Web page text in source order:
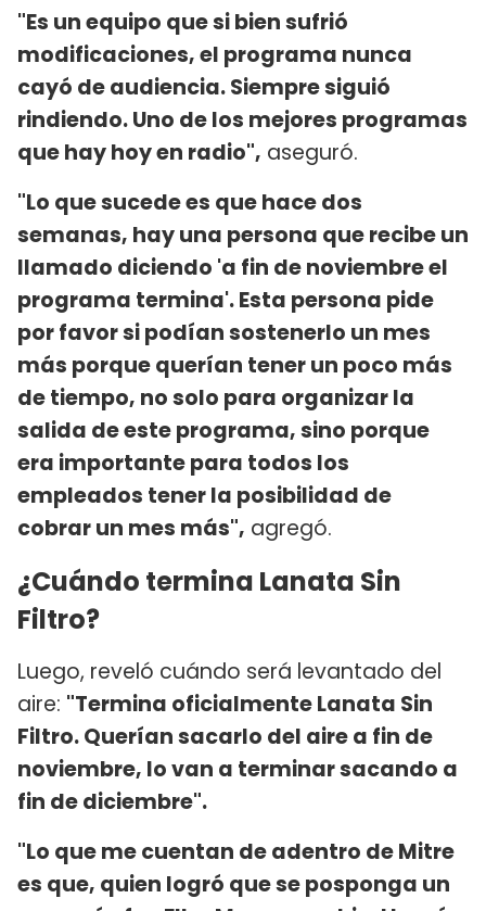
"Es un equipo que si bien sufrió
modificaciones, el programa nunca
cayó de audiencia. Siempre siguió
rindiendo. Uno de los mejores programas
que hay hoy en radio", aseguró.
"Lo que sucede es que hace dos
semanas, hay una persona que recibe un
llamado diciendo 'a fin de noviembre el
programa termina'. Esta persona pide
por favor si podían sostenerlo un mes
más porque querían tener un poco más
de tiempo, no solo para organizar la
salida de este programa, sino porque
era importante para todos los
empleados tener la posibilidad de
cobrar un mes más", agregó.
¿Cuándo termina Lanata Sin
Filtro?
Luego, reveló cuándo será levantado del
aire: "Termina oficialmente Lanata Sin
Filtro. Querían sacarlo del aire a fin de
noviembre, lo van a terminar sacando a
fin de diciembre".
"Lo que me cuentan de adentro de Mitre
es que, quien logró que se posponga un